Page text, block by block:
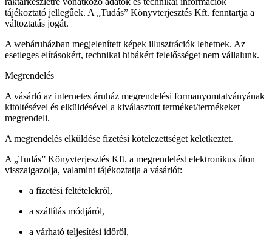
tájékoztató jellegűek. A „Tudás” Könyvterjesztés Kft. fenntartja a
változtatás jogát.
A webáruházban megjelenített képek illusztrációk lehetnek. Az
esetleges elírásokért, technikai hibákért felelősséget nem vállalunk.
Megrendelés
A vásárló az internetes áruház megrendelési formanyomtatványának
kitöltésével és elküldésével a kiválasztott terméket/termékeket
megrendeli.
A megrendelés elküldése fizetési kötelezettséget keletkeztet.
A „Tudás” Könyvterjesztés Kft. a megrendelést elektronikus úton
visszaigazolja, valamint tájékoztatja a vásárlót:
a fizetési feltételekről,
a szállítás módjáról,
a várható teljesítési időről,